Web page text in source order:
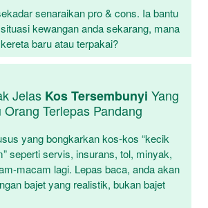
senaraikan pro & cons. Ia bantu
kewangan anda sekarang, mana
baru atau terpakai?
Jelas Kos Tersembunyi Yang
Orang Terlepas Pandang
yang bongkarkan kos-kos “kecik
seperti servis, insurans, tol, minyak,
macam lagi. Lepas baca, anda akan
bajet yang realistik, bukan bajet